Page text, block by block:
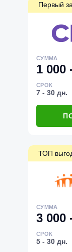
Первый
СУММА
1 000
СРОК
7 - 30 дн.
ТОП
СУММА
3 000
СРОК
5 - 30 дн.